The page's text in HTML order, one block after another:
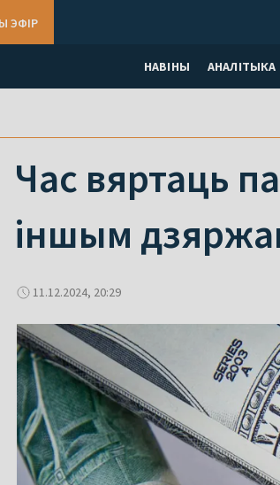
НАВІНЫ АНАЛІТЫКА
ЭФІР
Час вяртаць
іншым
11.12.2024, 20:29